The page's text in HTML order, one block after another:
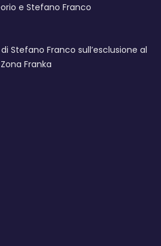
e Stefano Franco
Stefano Franco sull’esclusione al
Franka